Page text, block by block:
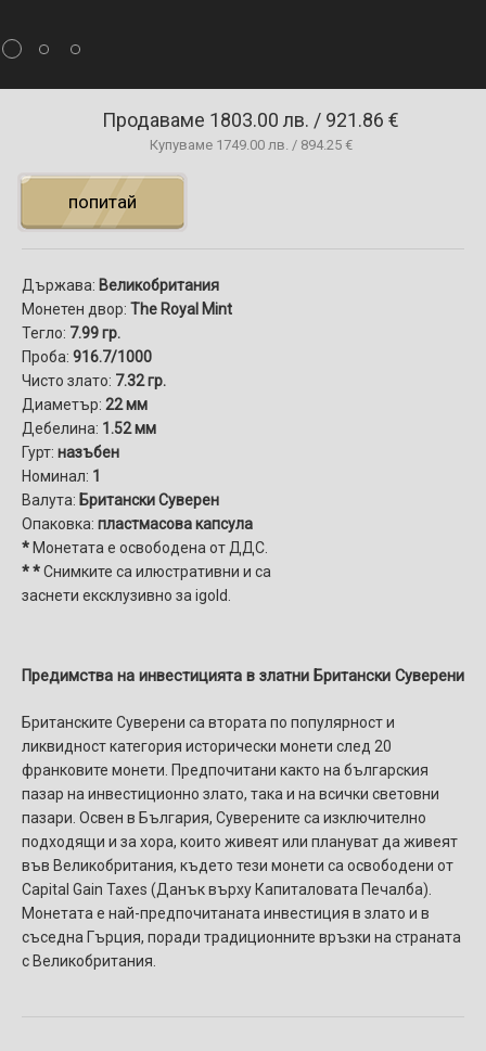
Продаваме 1803.00 лв. / 921.86 €
Купуваме 1749.00 лв. / 894.25 €
попитай
Държава: Великобритания
Монетен двор: The Royal Mint
Тегло: 7.99 гр.
Проба: 916.7/1000
Чисто злато: 7.32 гр.
Диаметър: 22 мм
Дебелина: 1.52 мм
Гурт: назъбен
Номинал: 1
Валута: Британски Суверен
Опаковка: пластмасова капсула
*Монетата е освободена от ДДС.
* *Снимките са илюстративни и са
заснети ексклузивно за igold.
Предимства на инвестицията в златни Британски Суверени
Британските Суверени са втората по популярност и
ликвидност категория исторически монети след 20
франковите монети. Предпочитани както на българския
пазар на инвестиционно злато, така и на всички световни
пазари. Освен в България, Суверените са изключително
подходящи и за хора, които живеят или плануват да живеят
във Великобритания, където тези монети са освободени от
Capital Gain Taxes (Данък върху Капиталовата Печалба).
Монетата е най-предпочитаната инвестиция в злато и в
съседна Гърция, поради традиционните връзки на страната
с Великобритания.